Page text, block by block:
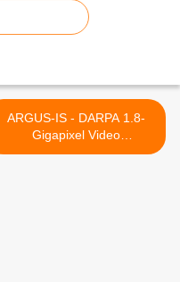
ARGUS-IS - DARPA 1.8-
Gigapixel Video
Surveillance Platform -